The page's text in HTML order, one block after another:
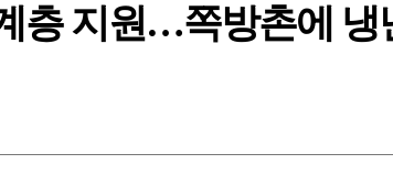
층 지원…쪽방촌에 냉